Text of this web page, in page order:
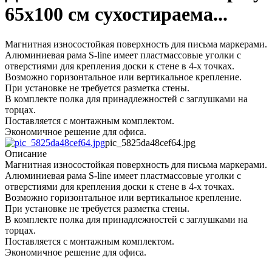
65х100 см сухостираема...
Магнитная износостойкая поверхность для письма маркерами.
Алюминиевая рама S-line имеет пластмассовые уголки с
отверстиями для крепления доски к стене в 4-х точках.
Возможно горизонтальное или вертикальное крепление.
При установке не требуется разметка стены.
В комплекте полка для принадлежностей с заглушками на
торцах.
Поставляется с монтажным комплектом.
Экономичное решение для офиса.
pic_5825da48cef64.jpg
Описание
Магнитная износостойкая поверхность для письма маркерами.
Алюминиевая рама S-line имеет пластмассовые уголки с
отверстиями для крепления доски к стене в 4-х точках.
Возможно горизонтальное или вертикальное крепление.
При установке не требуется разметка стены.
В комплекте полка для принадлежностей с заглушками на
торцах.
Поставляется с монтажным комплектом.
Экономичное решение для офиса.